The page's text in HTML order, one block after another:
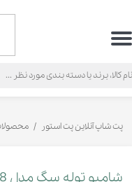
حساب کاربری من
خروج از حساب کاربری
پت شاپ آنلاین پت استور